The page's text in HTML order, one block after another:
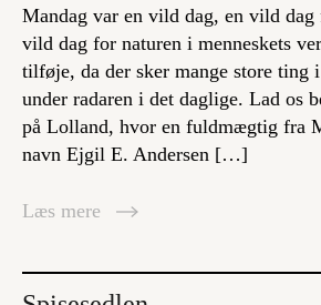
Log ind
Mandag var en vild dag, en vild dag
vild dag for naturen i menneskets
tilføje, da der sker mange store ting
under radaren i det daglige. Lad os
på Lolland, hvor en fuldmægtig fra
navn Ejgil E. Andersen […]
Læs mere